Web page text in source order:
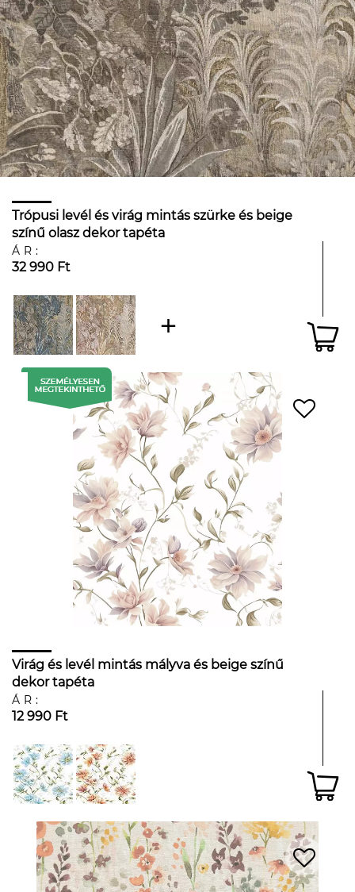
Trópusi levél és virág mintás szürke és beige
színű olasz dekor tapéta
ÁR:
32 990 Ft
Virág és levél mintás mályva és beige színű
dekor tapéta
ÁR:
12 990 Ft